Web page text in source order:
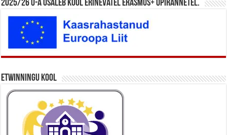
2025/26 õ-a osaleb kool erinevatel Erasmus+ õpirännetel.
eTwinningu kool